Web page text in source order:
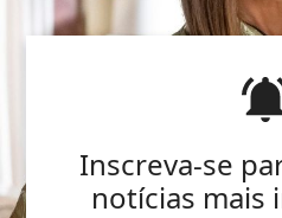
Inscreva-se
notícias mais